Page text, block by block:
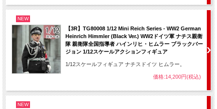
NEW
【3R】TG80008 1/12 Mini Reich Series - WW2 German
Heinrich Himmler (Black Ver.) WW2ドイツ軍 ナチス親衛
隊 親衛隊全国指導者 ハインリヒ・ヒムラー ブラックバー
ジョン 1/12スケールアクションフィギュア
1/12スケールフィギュア ナチスドイツ ヒムラー。
価格:14,200円(税込)
NEW